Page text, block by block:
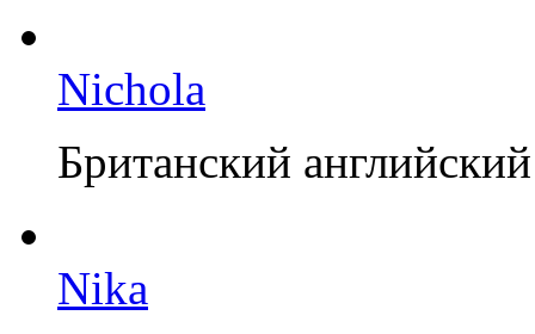
Nichola
Британский
Nika